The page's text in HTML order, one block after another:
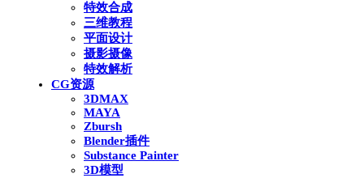
特效合成
三维教程
平面设计
摄影摄像
特效解析
CG资源
3DMAX
MAYA
Zbursh
Blender插件
Substance Painter
3D模型